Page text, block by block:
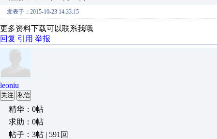
发表于：2015-10-23 14:33:15
更多资料下载可以联系我哦
回复 引用 举报
leoniu
关注 私信
精华：0帖
求助：0帖
帖子：3帖 | 591回